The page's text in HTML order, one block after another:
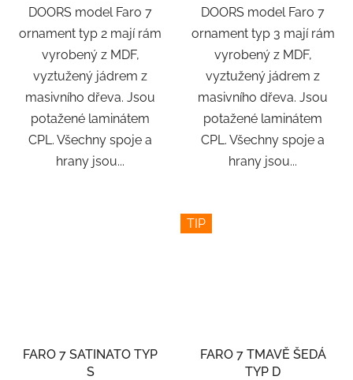
DOORS model Faro 7
ornament typ 2 mají rám
vyrobený z MDF,
vyztužený jádrem z
masivního dřeva. Jsou
potažené laminátem
CPL. Všechny spoje a
hrany jsou...
DOORS model Faro 7
ornament typ 3 mají rám
vyrobený z MDF,
vyztužený jádrem z
masivního dřeva. Jsou
potažené laminátem
CPL. Všechny spoje a
hrany jsou...
FARO 7 SATINATO TYP
S
TIP
FARO 7 TMAVĚ ŠEDÁ
TYP D